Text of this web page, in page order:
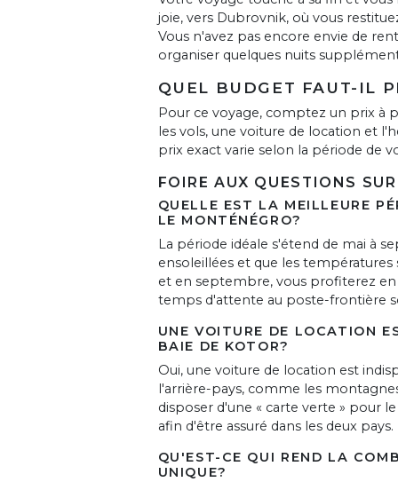
joie, vers Dubrovnik, où vous
Vous n'avez pas encore envie de
organiser quelques nuits
QUEL BUDGET FAUT-IL
Pour ce voyage, comptez un prix à
les vols, une voiture de location et
prix exact varie selon la période de
FOIRE AUX QUESTIONS
QUELLE EST LA MEILLEURE
LE MONTÉNÉGRO?
La période idéale s'étend de mai à
ensoleillées et que les
et en septembre, vous profiterez
temps d'attente au poste-frontière
UNE VOITURE DE LOCATION
BAIE DE KOTOR?
Oui, une voiture de location est
l'arrière-pays, comme les
disposer d'une « carte verte » pour
afin d'être assuré dans les deux pays.
QU'EST-CE QUI REND LA
UNIQUE?